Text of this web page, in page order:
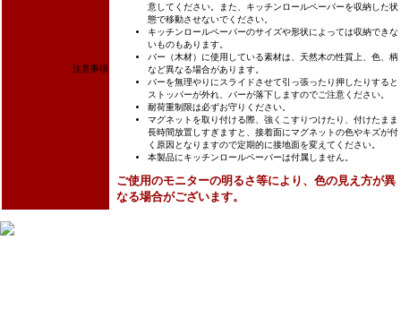
注意事項
意してください。また、キッチンロールペーパーを収納した状
態で移動させないでください。
キッチンロールペーパーのサイズや形状によっては収納できな
いものもあります。
バー（木材）に使用している素材は、天然木の性質上、色、柄
など異なる場合があります。
バーを無理やりにスライドさせて引っ張ったり押したりすると
ストッパーが外れ、バーが落下しますのでご注意ください。
耐荷重制限は必ずお守りください。
マグネットを取り付ける際、強くこすりつけたり、付けたまま
長時間放置しすぎますと、接着面にマグネットの色やキズが付
く原因となりますので定期的に接地面を変えてください。
本製品にキッチンロールペーパーは付属しません。
ご使用のモニターの明るさ等により、色の見え方が異
なる場合がございます。